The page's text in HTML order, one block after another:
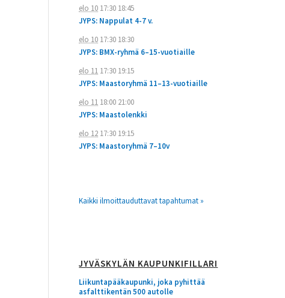
elo 10 17:30 18:45
JYPS: Nappulat 4-7 v.
elo 10 17:30 18:30
JYPS: BMX-ryhmä 6–15-vuotiaille
elo 11 17:30 19:15
JYPS: Maastoryhmä 11–13-vuotiaille
elo 11 18:00 21:00
JYPS: Maastolenkki
elo 12 17:30 19:15
JYPS: Maastoryhmä 7–10v
Kaikki ilmoittauduttavat tapahtumat »
JYVÄSKYLÄN KAUPUNKIFILLARI
Liikuntapääkaupunki, joka pyhittää
asfalttikentän 500 autolle